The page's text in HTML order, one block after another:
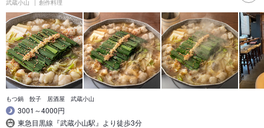
武蔵小山 創作料理
もつ鍋 餃子 居酒屋 武蔵小山
3001～4000円
東急目黒線『武蔵小山駅』より徒歩3分